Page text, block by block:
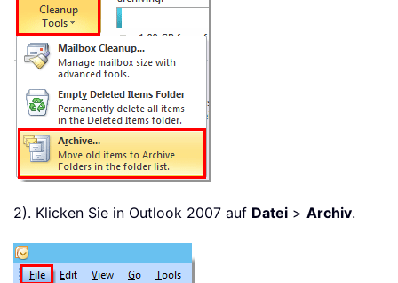
2). Klicken Sie in Outlook 2007 auf Datei > Archiv.